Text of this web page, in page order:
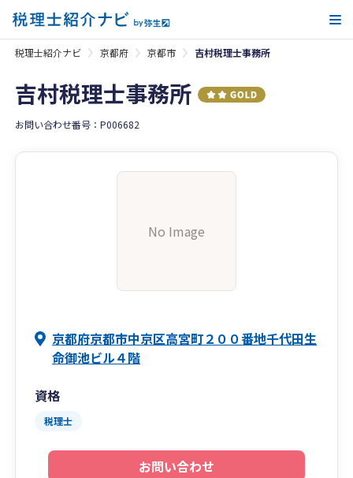
税理士紹介ナビ 京都府 京都市 吉村税理士事務所
吉村税理士事務所
お問い合わせ番号：P006682
No Image
京都府京都市中京区高宮町２００番地千代田生
命御池ビル４階
資格
税理士
お問い合わせ